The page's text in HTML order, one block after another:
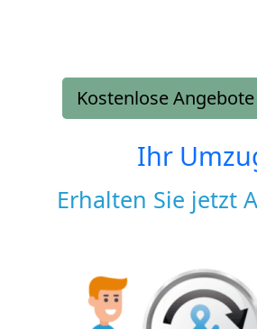
Kostenlose
Ihr
Erhalten Sie jetzt